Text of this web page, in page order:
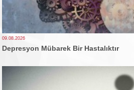
09.08.2026
Depresyon Mübarek Bir Hastalıktır